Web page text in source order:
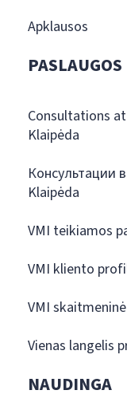
Apklausos
PASLAUGOS
Consultations
Klaipėda
Консультации
Klaipėda
VMI teikiamos
VMI kliento
VMI
Vienas langelis
NAUDINGA